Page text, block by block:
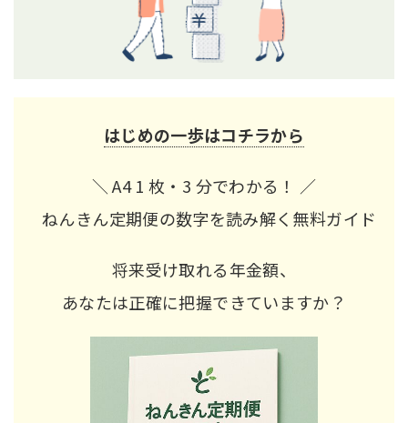
はじめの一歩はコチラから
＼ A4 1 枚・3 分でわかる！ ／
ねんきん定期便の数字を読み解く無料ガイド
将来受け取れる年金額、
あなたは正確に把握できていますか？